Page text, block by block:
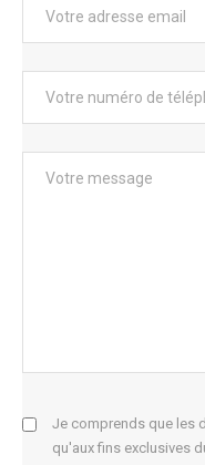
Je comprends que les
qu'aux fins exclusives